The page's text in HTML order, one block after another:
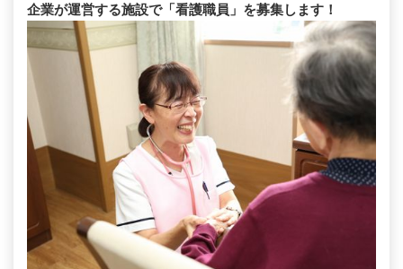
企業が運営する施設で「看護職員」を募集します！